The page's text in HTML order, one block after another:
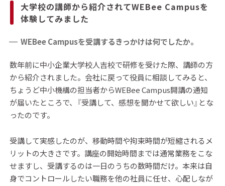
大学校の講師から紹介されてWEBee Campusを
体験してみました
WEBee Campusを受講するきっかけは何でしたか。
数年前に中小企業大学校人吉校で研修を受けた際、講師の方
から紹介されました。会社に戻って役員に相談してみると、
ちょうど中小機構の担当者からWEBee Campus開講の通知
が届いたところで、『受講して、感想を聞かせて欲しい』とな
ったのです。
受講して実感したのが、移動時間や拘束時間が短縮されるメ
リットの大きさです。講座の開始時間までは通常業務をこな
せますし、受講するのは一日のうちの数時間だけ。本来は自
身でコントロールしたい職務を他の社員に任せ、心配しなが